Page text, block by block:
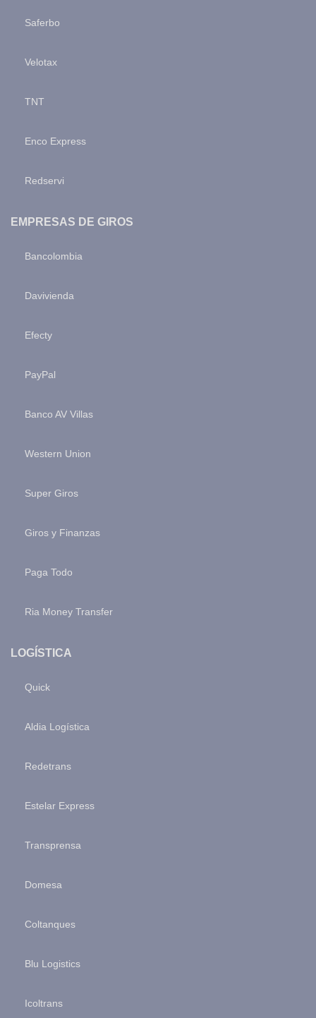
Saferbo
Velotax
TNT
Enco Express
Redservi
EMPRESAS DE GIROS
Bancolombia
Davivienda
Efecty
PayPal
Banco AV Villas
Western Union
Super Giros
Giros y Finanzas
Paga Todo
Ria Money Transfer
LOGÍSTICA
Quick
Aldia Logística
Redetrans
Estelar Express
Transprensa
Domesa
Coltanques
Blu Logistics
Icoltrans